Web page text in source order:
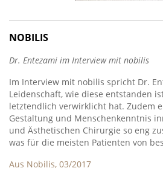
NOBILIS
Dr. Entezami im Interview mit nobilis
Im Interview mit nobilis spricht Dr.
Leidenschaft, wie diese entstanden
letztendlich verwirklicht hat. Zudem
Gestaltung und Menschenkenntnis
und Ästhetischen Chirurgie so eng
was für die meisten Patienten von
Aus Nobilis, 03/2017